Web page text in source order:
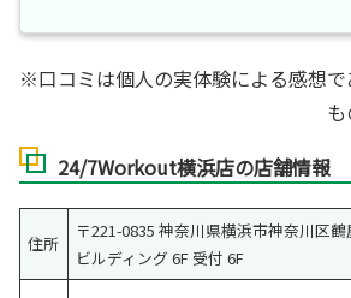
※口コミは個人の実体験による感想
24/7Workout横浜店の店舗情報
住所
〒221-0835 神奈川県横浜市神奈川区
ビルディング 6F 受付 6F